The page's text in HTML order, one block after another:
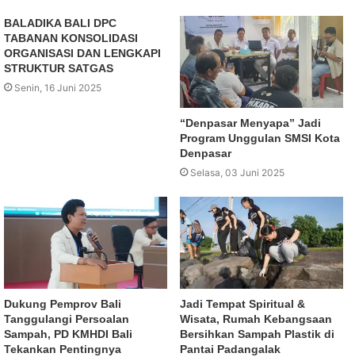
BALADIKA BALI DPC
TABANAN KONSOLIDASI
ORGANISASI DAN LENGKAPI
STRUKTUR SATGAS
Senin, 16 Juni 2025
“Denpasar Menyapa” Jadi
Program Unggulan SMSI Kota
Denpasar
Selasa, 03 Juni 2025
Dukung Pemprov Bali
Tanggulangi Persoalan
Sampah, PD KMHDI Bali
Tekankan Pentingnya
Jadi Tempat Spiritual &
Wisata, Rumah Kebangsaan
Bersihkan Sampah Plastik di
Pantai Padangalak